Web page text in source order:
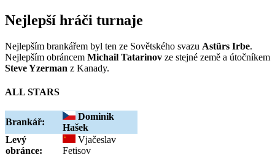
Nejlepší hráči turnaje
Nejlepším brankářem byl ten ze Sovětského svazu Astürs Irbe.
Nejlepším obráncem Michail Tatarinov ze stejné země a útočníkem
Steve Yzerman z Kanady.
ALL STARS
Brankář:
Dominik
Hašek
Levý
obránce:
Vjačeslav
Fetisov